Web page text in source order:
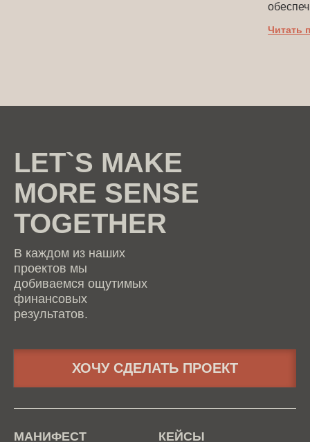
Читать
LET`S MAKE
MORE SENSE
TOGETHER
В каждом из наших
проектов мы
добиваемся ощутимых
финансовых
результатов.
ХОЧУ СДЕЛАТЬ ПРОЕКТ
МАНИФЕСТ КЕЙСЫ